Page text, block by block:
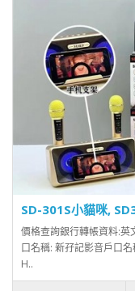
SD-301S小貓咪,
價格查詢銀行轉帳資料:英
口名稱: 新孖記影音戶口
H..